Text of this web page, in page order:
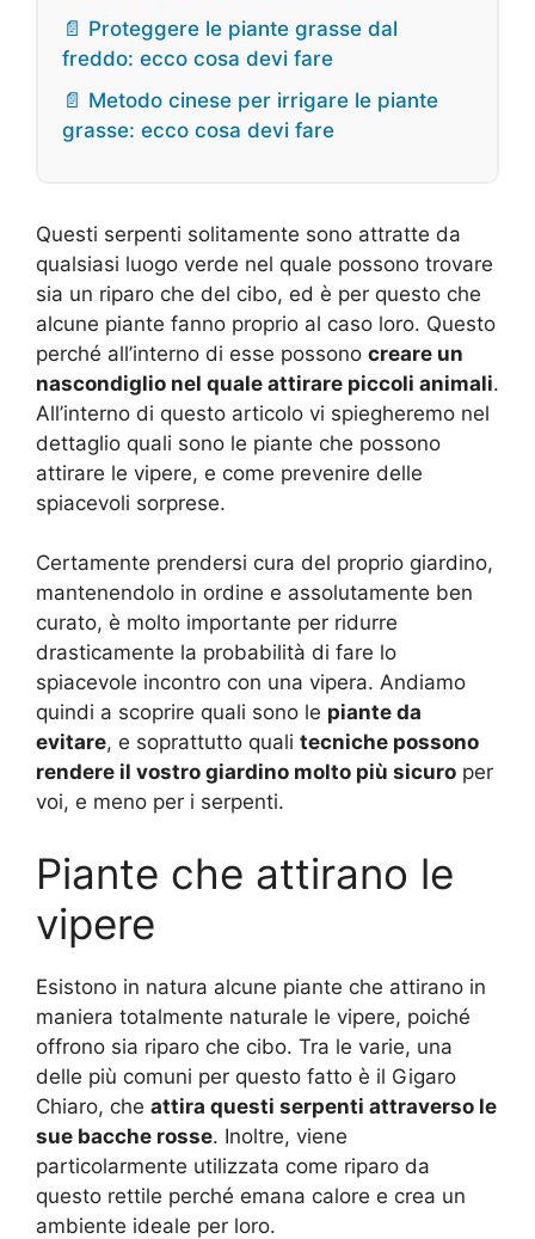
📄 Proteggere le piante grasse dal
freddo: ecco cosa devi fare
📄 Metodo cinese per irrigare le piante
grasse: ecco cosa devi fare
Questi serpenti solitamente sono attratte da
qualsiasi luogo verde nel quale possono trovare
sia un riparo che del cibo, ed è per questo che
alcune piante fanno proprio al caso loro. Questo
perché all’interno di esse possono creare un
nascondiglio nel quale attirare piccoli animali.
All’interno di questo articolo vi spiegheremo nel
dettaglio quali sono le piante che possono
attirare le vipere, e come prevenire delle
spiacevoli sorprese.
Certamente prendersi cura del proprio giardino,
mantenendolo in ordine e assolutamente ben
curato, è molto importante per ridurre
drasticamente la probabilità di fare lo
spiacevole incontro con una vipera. Andiamo
quindi a scoprire quali sono le piante da
evitare, e soprattutto quali tecniche possono
rendere il vostro giardino molto più sicuro per
voi, e meno per i serpenti.
Piante che attirano le
vipere
Esistono in natura alcune piante che attirano in
maniera totalmente naturale le vipere, poiché
offrono sia riparo che cibo. Tra le varie, una
delle più comuni per questo fatto è il Gigaro
Chiaro, che attira questi serpenti attraverso le
sue bacche rosse. Inoltre, viene
particolarmente utilizzata come riparo da
questo rettile perché emana calore e crea un
ambiente ideale per loro.